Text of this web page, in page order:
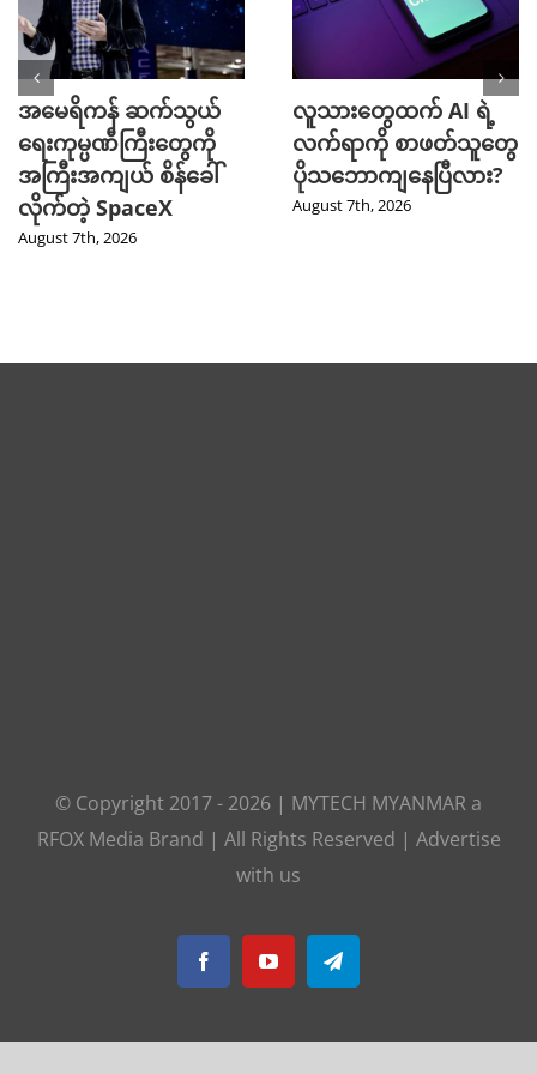
အမေရိကန် ဆက်သွယ်
ရေးကုမ္ပဏီကြီးတွေကို
အကြီးအကျယ် စိန်ခေါ်
လိုက်တဲ့ SpaceX
August 7th, 2026
လူသားတွေထက် AI ရဲ့
လက်ရာကို စာဖတ်သူတွေ
ပိုသဘောကျနေပြီလား?
August 7th, 2026
© Copyright 2017 - 2026 | MYTECH MYANMAR a
RFOX Media Brand | All Rights Reserved | Advertise
with us
FacebookYouTubeTelegram